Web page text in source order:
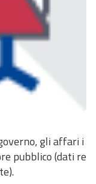
gli affari i
pubblico (dati re